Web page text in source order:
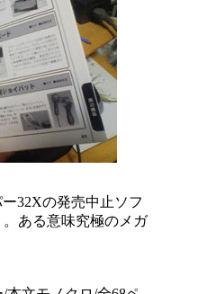
32Xの発売中止ソフ
。ある意味究極のメガ